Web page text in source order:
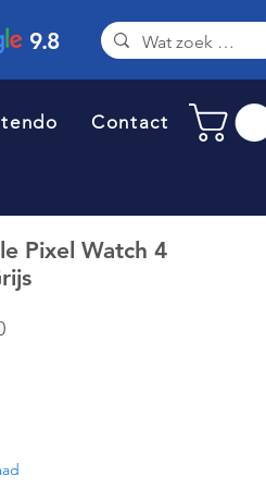
9.8
Contact
Pixel Watch 4
Verkoopprijs